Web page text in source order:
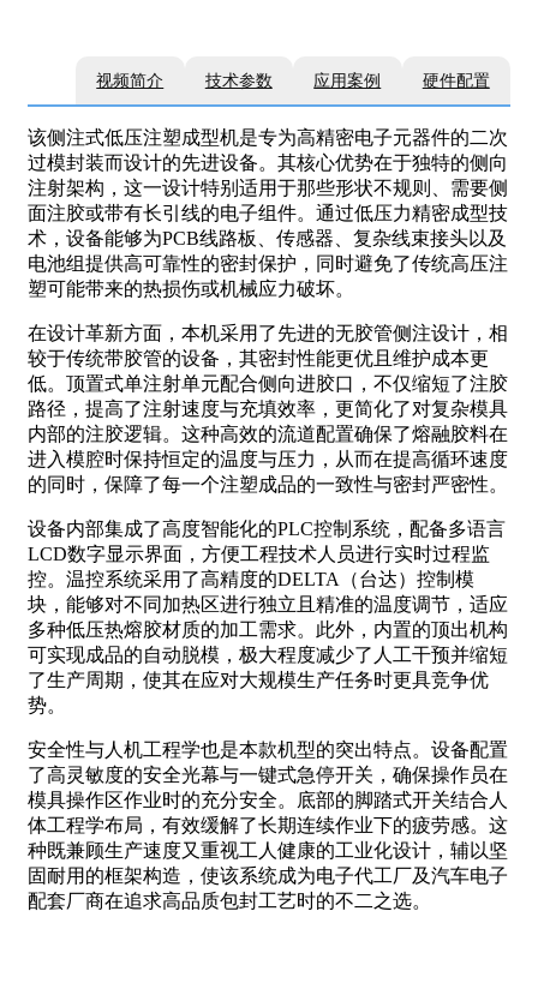
视频简介 技术参数 应用案例 硬件配置
该侧注式低压注塑成型机是专为高精密电子元器件的二次
过模封装而设计的先进设备。其核心优势在于独特的侧向
注射架构，这一设计特别适用于那些形状不规则、需要侧
面注胶或带有长引线的电子组件。通过低压力精密成型技
术，设备能够为PCB线路板、传感器、复杂线束接头以及
电池组提供高可靠性的密封保护，同时避免了传统高压注
塑可能带来的热损伤或机械应力破坏。
在设计革新方面，本机采用了先进的无胶管侧注设计，相
较于传统带胶管的设备，其密封性能更优且维护成本更
低。顶置式单注射单元配合侧向进胶口，不仅缩短了注胶
路径，提高了注射速度与充填效率，更简化了对复杂模具
内部的注胶逻辑。这种高效的流道配置确保了熔融胶料在
进入模腔时保持恒定的温度与压力，从而在提高循环速度
的同时，保障了每一个注塑成品的一致性与密封严密性。
设备内部集成了高度智能化的PLC控制系统，配备多语言
LCD数字显示界面，方便工程技术人员进行实时过程监
控。温控系统采用了高精度的DELTA（台达）控制模
块，能够对不同加热区进行独立且精准的温度调节，适应
多种低压热熔胶材质的加工需求。此外，内置的顶出机构
可实现成品的自动脱模，极大程度减少了人工干预并缩短
了生产周期，使其在应对大规模生产任务时更具竞争优
势。
安全性与人机工程学也是本款机型的突出特点。设备配置
了高灵敏度的安全光幕与一键式急停开关，确保操作员在
模具操作区作业时的充分安全。底部的脚踏式开关结合人
体工程学布局，有效缓解了长期连续作业下的疲劳感。这
种既兼顾生产速度又重视工人健康的工业化设计，辅以坚
固耐用的框架构造，使该系统成为电子代工厂及汽车电子
配套厂商在追求高品质包封工艺时的不二之选。